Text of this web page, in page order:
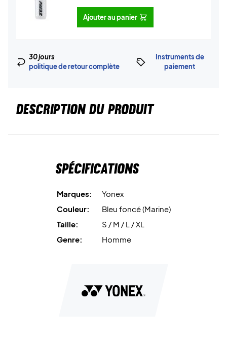
Ajouter au panier
30 jours
politique de retour complète
Instruments de
paiement
DESCRIPTION DU PRODUIT
Spécifications
Marques:
Yonex
Couleur:
Bleu foncé (Marine)
Taille:
S / M / L / XL
Genre:
Homme